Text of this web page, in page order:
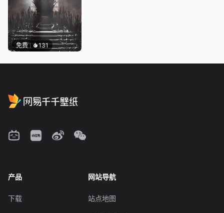
免费 131
产品
下载
网站导航
站点地图